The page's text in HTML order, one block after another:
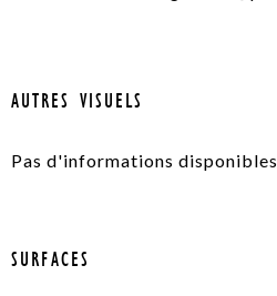
AUTRES VISUELS
Pas d'informations disponibles
SURFACES